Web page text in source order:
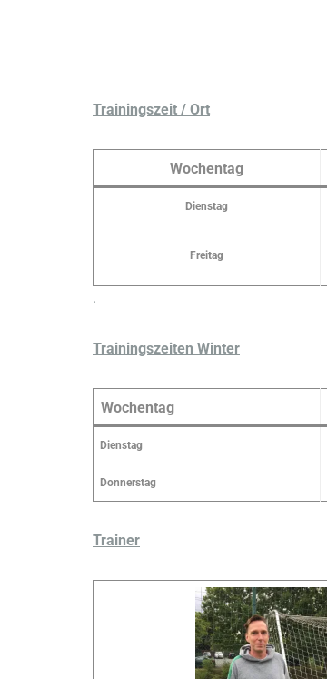
Trainingszeit / Ort
Wochentag
Dienstag
Freitag
.
Trainingszeiten Winter
Wochentag
Dienstag
Donnerstag
Trainer